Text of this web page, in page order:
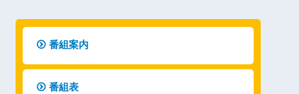
番組案内
番組表